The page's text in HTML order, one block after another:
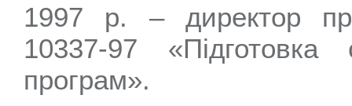
1997 р. – директор
10337-97 «Підготовка
програм».